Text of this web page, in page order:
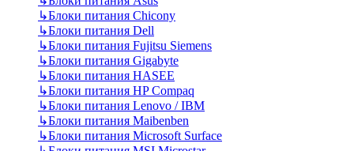
↳Блоки питания Chicony
↳Блоки питания Dell
↳Блоки питания Fujitsu Siemens
↳Блоки питания Gigabyte
↳Блоки питания HASEE
↳Блоки питания HP Compaq
↳Блоки питания Lenovo / IBM
↳Блоки питания Maibenben
↳Блоки питания Microsoft Surface